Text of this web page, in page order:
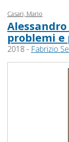
Casari, Mario
problemi
2018 - Fabrizio